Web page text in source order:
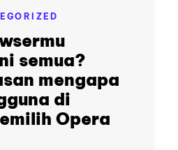
semua?
mengapa
di
Opera